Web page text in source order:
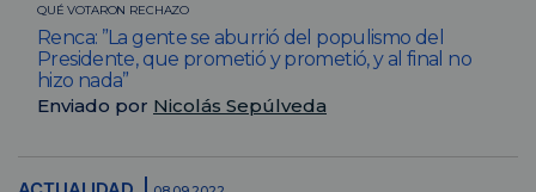
QUÉ VOTARON RECHAZO
Renca: ”La gente se aburrió del populismo del
Presidente, que prometió y prometió, y al final no
hizo nada”
Enviado por Nicolás Sepúlveda